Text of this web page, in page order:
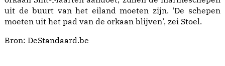
uit de buurt van het eiland moeten zijn. ‘De schepen
moeten uit het pad van de orkaan blijven’, zei Stoel.
Bron: DeStandaard.be